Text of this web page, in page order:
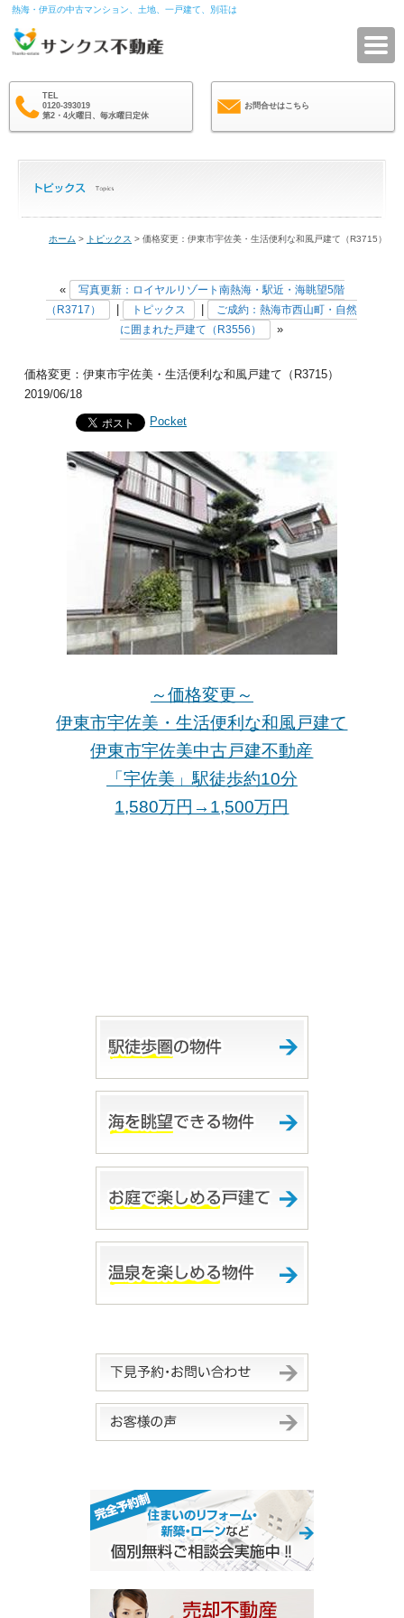
熱海・伊豆の中古マンション、土地、一戸建て、別荘は
TEL
0120-393019
第2・4火曜日、毎水曜日定休
お問合せはこちら
ホーム > トピックス > 価格変更：伊東市宇佐美・生活便利な和風戸建て（R3715）
«
写真更新：ロイヤルリゾート南熱海・駅近・海眺望5階
（R3717）
トピックス
ご成約：熱海市西山町・自然
に囲まれた戸建て（R3556）
»
価格変更：伊東市宇佐美・生活便利な和風戸建て（R3715）
2019/06/18
Pocket
～価格変更～
伊東市宇佐美・生活便利な和風戸建て
伊東市宇佐美中古戸建不動産
「宇佐美」駅徒歩約10分
1,580万円→1,500万円